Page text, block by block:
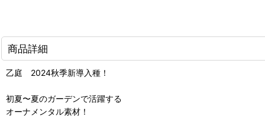
商品詳細
乙庭 2024秋季新導入種！
初夏〜夏のガーデンで活躍する
オーナメンタル素材！